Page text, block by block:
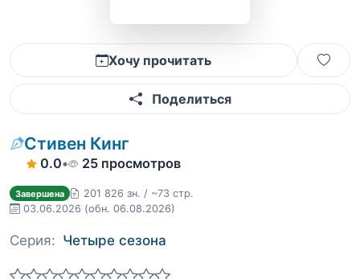
Хочу прочитать
Поделиться
Стивен Кинг
0.0• 25 просмотров
Завершена
201 826 зн. / ~73 стр.
03.06.2026 (обн. 06.08.2026)
Серия: Четыре сезона